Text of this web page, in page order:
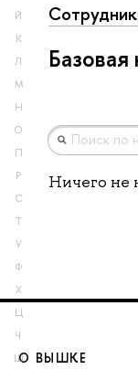
Й
К
Л
М
Н
О
П
Р
С
Т
У
Ф
Х
Ц
Ч
Ш
Ничего не
О ВЫШКЕ